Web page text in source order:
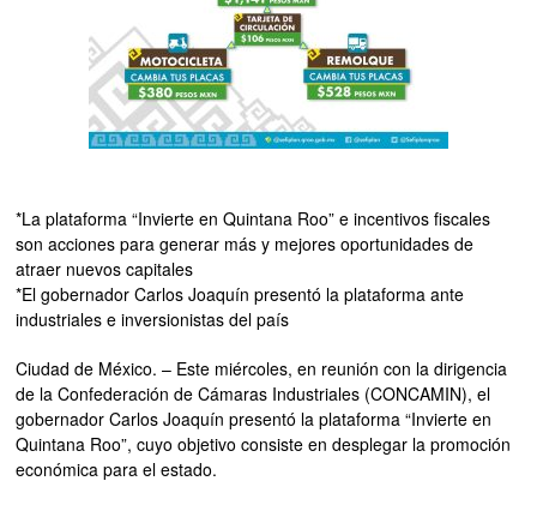
*La plataforma “Invierte en Quintana Roo” e incentivos fiscales
son acciones para generar más y mejores oportunidades de
atraer nuevos capitales
*El gobernador Carlos Joaquín presentó la plataforma ante
industriales e inversionistas del país
Ciudad de México. – Este miércoles, en reunión con la dirigencia
de la Confederación de Cámaras Industriales (CONCAMIN), el
gobernador Carlos Joaquín presentó la plataforma “Invierte en
Quintana Roo”, cuyo objetivo consiste en desplegar la promoción
económica para el estado.